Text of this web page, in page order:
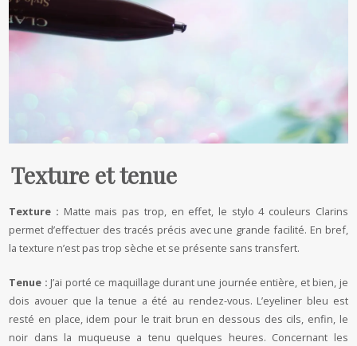
Texture et tenue
Texture : Matte mais pas trop, en effet, le stylo 4 couleurs Clarins
permet d’effectuer des tracés précis avec une grande facilité. En bref,
la texture n’est pas trop sèche et se présente sans transfert.
Tenue : J’ai porté ce maquillage durant une journée entière, et bien, je
dois avouer que la tenue a été au rendez-vous. L’eyeliner bleu est
resté en place, idem pour le trait brun en dessous des cils, enfin, le
noir dans la muqueuse a tenu quelques heures. Concernant les